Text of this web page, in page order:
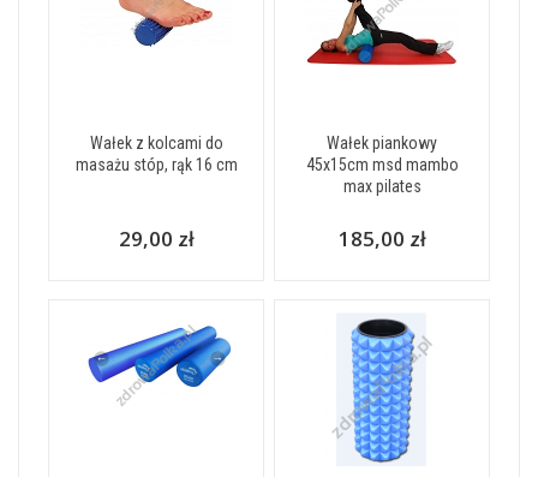
Wałek z kolcami do
masażu stóp, rąk 16 cm
29,00 zł
Wałek piankowy
45x15cm msd mambo
max pilates
185,00 zł